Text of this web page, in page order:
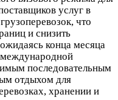
услуг в
что
и снизить
конца месяца
международной
последовательным
отдыхом для
хранении и